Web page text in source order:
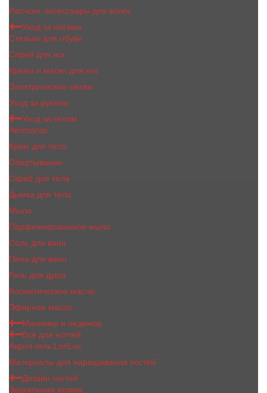
Расчски, аксессуары для волос
Уход за ногами
Стельки для обуви
Спрей для ног
Крема и маски для ног
Электрические пилки
Уход за руками
Уход за телом
Автозагар
Крем для тела
Обертывание
Скраб для тела
Дымка для тела
Мыло
Парфюмированное мыло
Соль для ванн
Пена для ванн
Гель для душа
Косметическое масло
Эфирное масло
Маникюр и педикюр
Все для ногтей
Акрил гель LoriLac
Материалы для наращивания ногтей
Дизайн ногтей
Зеркальная втирка